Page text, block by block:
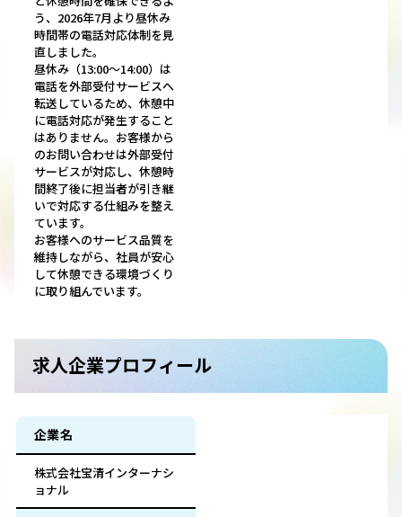
う、2026年7月より昼休み
時間帯の電話対応体制を見
直しました。
昼休み（13:00～14:00）は
電話を外部受付サービスへ
転送しているため、休憩中
に電話対応が発生すること
はありません。お客様から
のお問い合わせは外部受付
サービスが対応し、休憩時
間終了後に担当者が引き継
いで対応する仕組みを整え
ています。
お客様へのサービス品質を
維持しながら、社員が安心
して休憩できる環境づくり
に取り組んでいます。
求人企業プロフィール
企業名
株式会社宝清インターナシ
ョナル